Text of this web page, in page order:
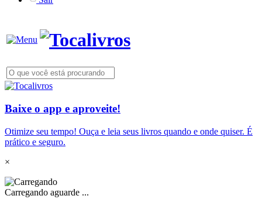
Baixe o app e aproveite!
Otimize seu tempo! Ouça e leia seus livros quando e onde quiser. É
prático e seguro.
×
Carregando aguarde ...